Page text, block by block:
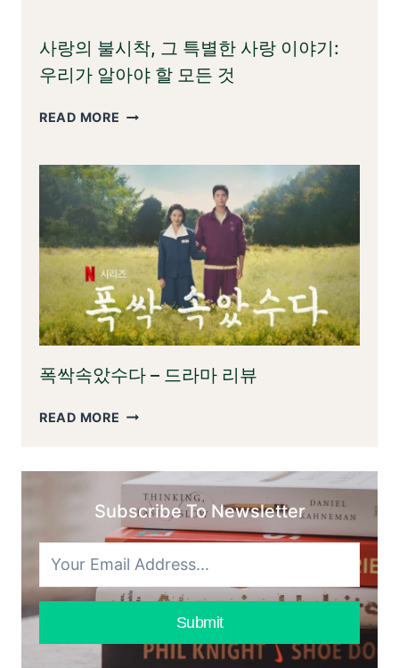
상
센
터:
구
하
는
그
들
의
이
야
기
사랑의 불시착, 그 특별한 사랑 이야기:
우리가 알아야 할 모든 것
READ MORE 사
불
시
착,
그
특
별
한
사
랑
야
우
알
아
야
할
모
든
것
폭싹속았수다 – 드라마 리뷰
READ MORE 폭
았
다
–
드
마
Subscribe To Newsletter
Submit